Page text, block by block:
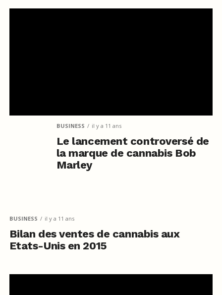
BUSINESS il y a 11 ans
Le lancement controversé de
la marque de cannabis Bob
Marley
BUSINESS il y a 11 ans
Bilan des ventes de cannabis aux
Etats-Unis en 2015